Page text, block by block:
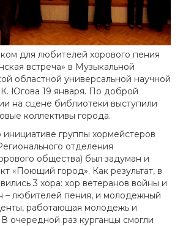
для любителей хорового пения
встреча» в Музыкальной
областной универсальной научной
Югова 19 января. По доброй
на сцене библиотеки выступили
коллективы города.
инициативе группы хормейстеров
отделения
общества) был задуман и
«Поющий город». Как результат, в
3 хора: хор ветеранов войны и
– любителей пения, и молодежный
работающая молодежь и
очередной раз курганцы смогли